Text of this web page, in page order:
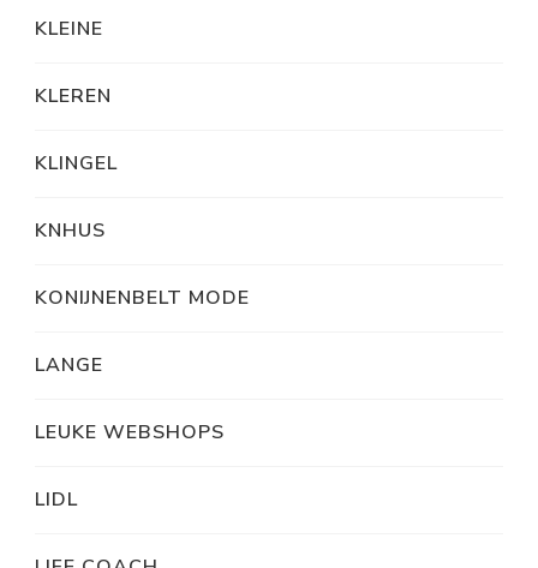
KLEINE
KLEREN
KLINGEL
KNHUS
KONIJNENBELT MODE
LANGE
LEUKE WEBSHOPS
LIDL